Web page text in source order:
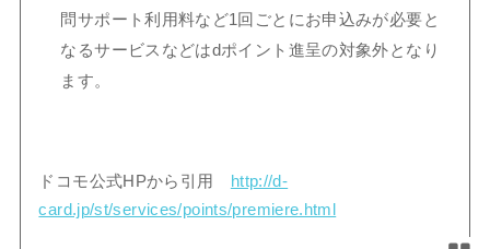
問サポート利用料など1回ごとにお申込みが必要と
なるサービスなどはdポイント進呈の対象外となり
ます。
ドコモ公式HPから引用
http://d-
card.jp/st/services/points/premiere.html